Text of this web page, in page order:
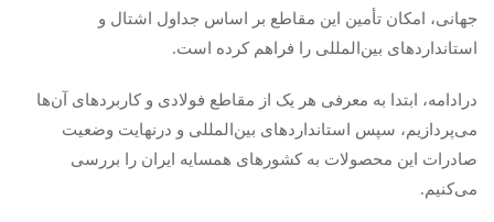
جهانی، امکان تأمین این مقاطع بر اساس جداول اشتال و
استانداردهای بین‌المللی را فراهم کرده است.
درادامه، ابتدا به معرفی هر یک از مقاطع فولادی و کاربردهای آن‌ها
می‌پردازیم، سپس استانداردهای بین‌المللی و درنهایت وضعیت
صادرات این محصولات به کشورهای همسایه ایران را بررسی
می‌کنیم.